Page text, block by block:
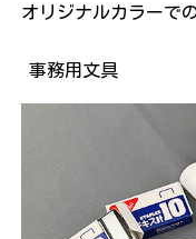
オリジナルカラーで
事務用文具